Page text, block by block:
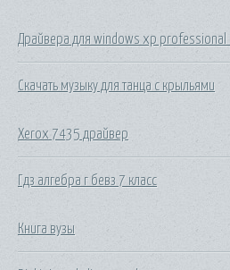
Драйвера для windows xp professional
Скачать музыку для танца с крыльями
Xerox 7435 драйвер
Гдз алгебра г бевз 7 класс
Книга вузы